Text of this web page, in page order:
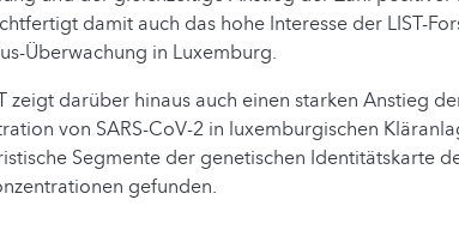
damit auch das hohe Interesse der LIST-
Überwachung in Luxemburg.
zeigt darüber hinaus auch einen starken Anstieg
von SARS-CoV-2 in luxemburgischen
Segmente der genetischen Identitätskarte
gefunden.